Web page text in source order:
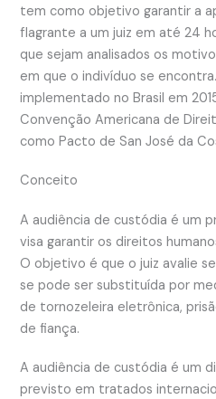
tem como objetivo garantir a
flagrante a um juiz em até 24
que sejam analisados os
em que o indivíduo se
implementado no Brasil em
Convenção Americana de
como Pacto de San José da
Conceito
A audiência de custódia é um
visa garantir os direitos
O objetivo é que o juiz avalie
se pode ser substituída por
de tornozeleira eletrônica,
de fiança.
A audiência de custódia é um
previsto em tratados